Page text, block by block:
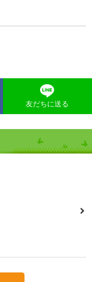
友だちに送る